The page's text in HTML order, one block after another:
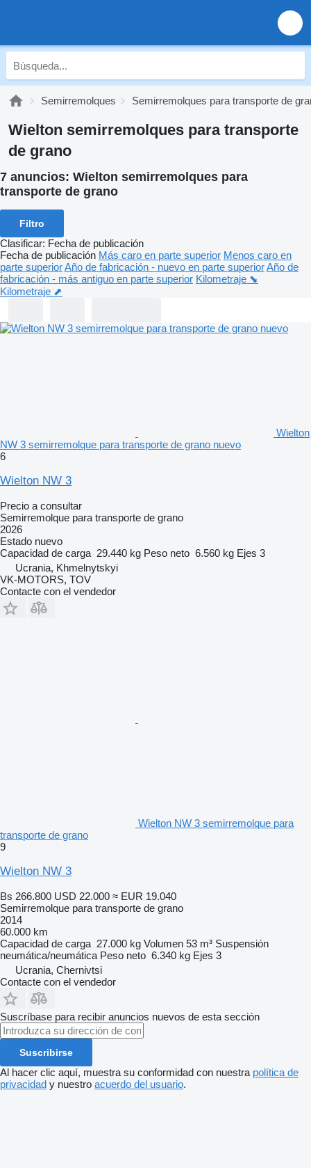
Semirremolques Semirremolques para transporte de
Wielton semirremolques para transporte
de grano
7 anuncios: Wielton semirremolques para
transporte de grano
Filtro
Clasificar: Fecha de publicación
Fecha de publicación Más caro en parte superior Menos caro en
parte superiorAño de fabricación - nuevo en parte superiorAño de
fabricación - más antiguo en parte superior Kilometraje ⬊
Kilometraje ⬈
Wielton
NW 3 semirremolque para transporte de grano nuevo
6
Wielton NW 3
Precio a consultar
Semirremolque para transporte de grano
2026
Estado nuevo
Capacidad de carga 29.440 kg Peso neto 6.560 kg Ejes 3
Ucrania, Khmelnytskyi
VK-MOTORS, TOV
Contacte con el vendedor
Wielton NW 3 semirremolque para
transporte de grano
9
Wielton NW 3
Bs 266.800 USD 22.000 ≈ EUR 19.040
Semirremolque para transporte de grano
2014
60.000 km
Capacidad de carga 27.000 kg Volumen 53 m³ Suspensión
neumática/neumática Peso neto 6.340 kg Ejes 3
Ucrania, Chernivtsi
Contacte con el vendedor
Suscríbase para recibir anuncios nuevos de esta sección
Suscribirse
Al hacer clic aquí, muestra su conformidad con nuestra política de
privacidad y nuestro acuerdo del usuario.